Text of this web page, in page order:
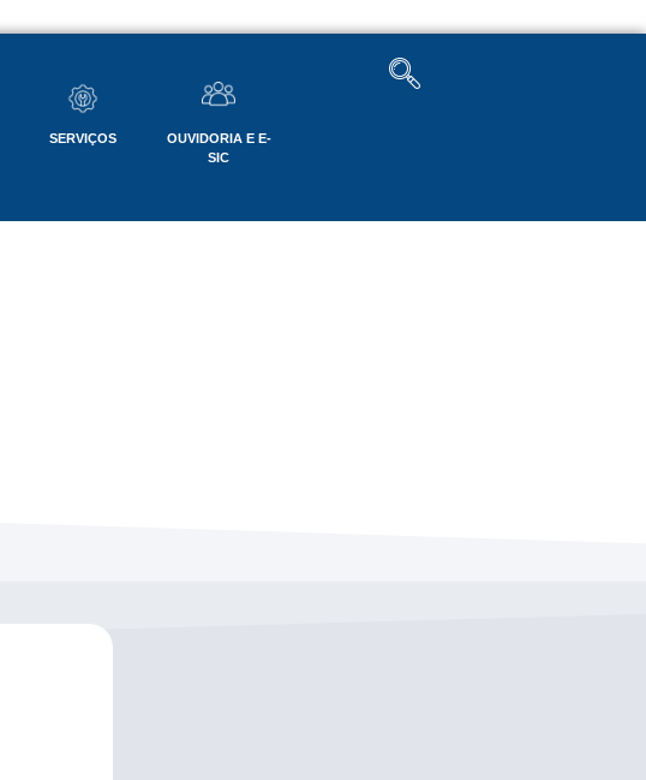
SERVIÇOS
OUVIDORIA E E-
SIC